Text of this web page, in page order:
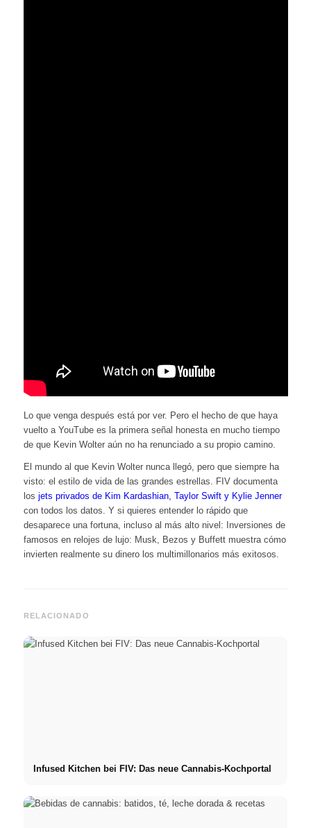
Lo que venga después está por ver. Pero el hecho de que haya
vuelto a YouTube es la primera señal honesta en mucho tiempo
de que Kevin Wolter aún no ha renunciado a su propio camino.
El mundo al que Kevin Wolter nunca llegó, pero que siempre ha
visto: el estilo de vida de las grandes estrellas. FIV documenta
los jets privados de Kim Kardashian, Taylor Swift y Kylie Jenner
con todos los datos. Y si quieres entender lo rápido que
desaparece una fortuna, incluso al más alto nivel:
Inversiones de
famosos en relojes de lujo: Musk, Bezos y Buffettmuestra cómo
invierten realmente su dinero los multimillonarios más exitosos.
RELACIONADO
Infused Kitchen bei FIV: Das neue Cannabis-Kochportal